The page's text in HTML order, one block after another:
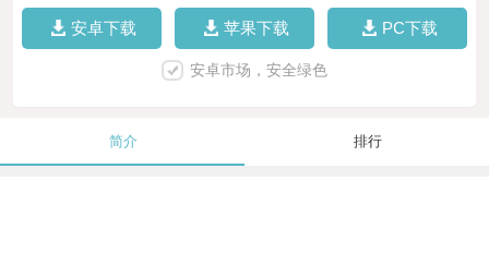
安卓下载 苹果下载 PC下载
安卓市场，安全绿色
简介 排行